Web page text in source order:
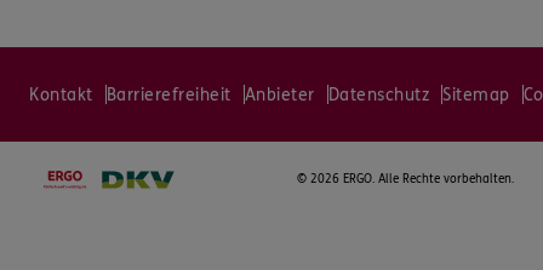
Kontakt Barrierefreiheit Anbieter Datenschutz Sitemap
© 2026 ERGO. Alle Rechte vorbehalten.